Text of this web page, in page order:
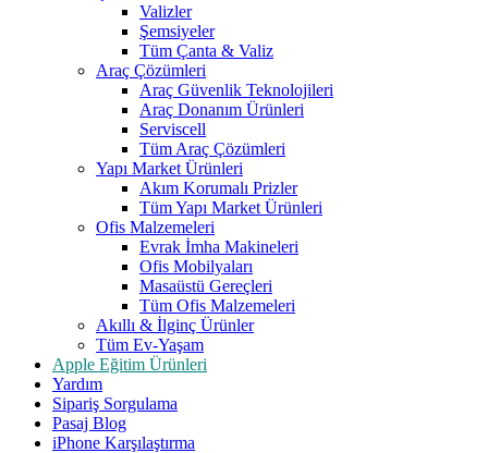
Valizler
Şemsiyeler
Tüm Çanta & Valiz
Araç Çözümleri
Araç Güvenlik Teknolojileri
Araç Donanım Ürünleri
Serviscell
Tüm Araç Çözümleri
Yapı Market Ürünleri
Akım Korumalı Prizler
Tüm Yapı Market Ürünleri
Ofis Malzemeleri
Evrak İmha Makineleri
Ofis Mobilyaları
Masaüstü Gereçleri
Tüm Ofis Malzemeleri
Akıllı & İlginç Ürünler
Tüm Ev-Yaşam
Apple Eğitim Ürünleri
Yardım
Sipariş Sorgulama
Pasaj Blog
iPhone Karşılaştırma